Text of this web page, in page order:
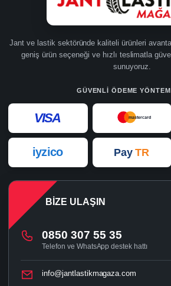
Jant ve lastik sektöründe kaliteli ürünleri
geniş ürün seçeneği ve hızlı teslimatla
sunuyoruz.
GÜVENLI ÖDEME
VISA mastercard
iyzico Pay TR
BIZE ULAŞIN
0850 307 55 35
Telefon ve WhatsApp destek hattı
info@jantlastikmagaza.com